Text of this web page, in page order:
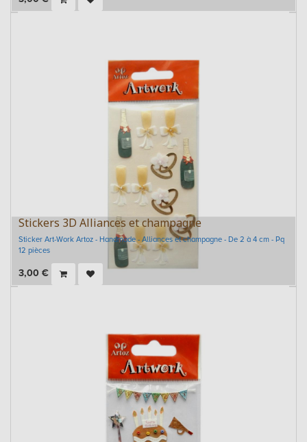
Stickers 3D Alliances et champagne
Sticker Art-Work Artoz - Handmade - Alliances et champagne - De 2 à 4 cm - Pq
12 pièces
3,00 €